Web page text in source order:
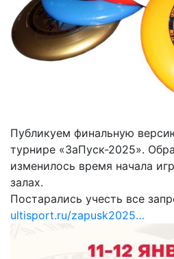
Публикуем финальную
турнире «ЗаПуск-2025».
изменилось время начала
залах.
Постарались учесть все
ultisport.ru/zapusk2025…